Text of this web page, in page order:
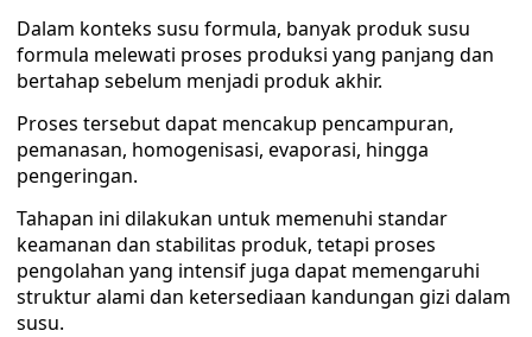
Dalam konteks susu formula, banyak produk susu
formula melewati proses produksi yang panjang dan
bertahap sebelum menjadi produk akhir.
Proses tersebut dapat mencakup pencampuran,
pemanasan, homogenisasi, evaporasi, hingga
pengeringan.
Tahapan ini dilakukan untuk memenuhi standar
keamanan dan stabilitas produk, tetapi proses
pengolahan yang intensif juga dapat memengaruhi
struktur alami dan ketersediaan kandungan gizi dalam
susu.